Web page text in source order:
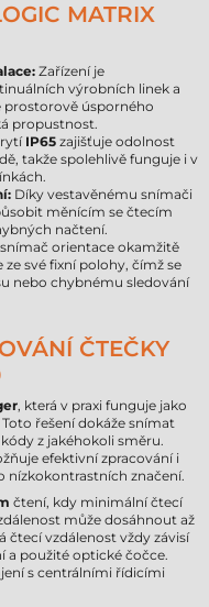
MATRIX
Zařízení je
výrobních linek a
prostorově úsporného
propustnost.
IP65 zajišťuje odolnost
takže spolehlivě funguje i v
Díky vestavěnému snímači
měnícím se čtecím
načtení.
orientace okamžitě
své fixní polohy, čímž se
nebo chybnému sledování
ČTEČKY
, která v praxi funguje jako
řešení dokáže snímat
z jakéhokoli směru.
efektivní zpracování i
nízkokontrastních značení.
čtení, kdy minimální čtecí
může dosáhnout až
čtecí vzdálenost vždy závisí
a použité optické čočce.
s centrálními řídicími